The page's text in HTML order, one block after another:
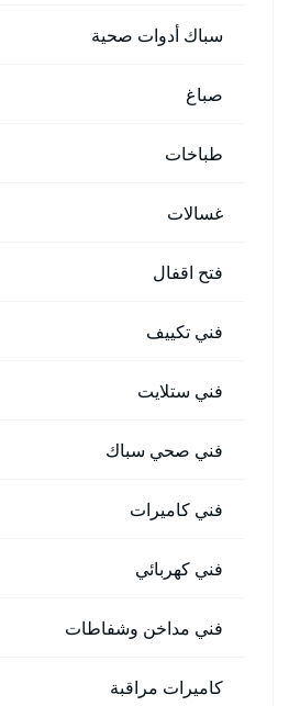
سباك أدوات صحية
صباغ
طباخات
غسالات
فتح اقفال
فني تكييف
فني ستلايت
فني صحي سباك
فني كاميرات
فني كهربائي
فني مداخن وشفاطات
كاميرات مراقبة